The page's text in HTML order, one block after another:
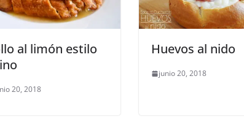
al limón estilo
20, 2018
Huevos al nido
junio 20, 2018